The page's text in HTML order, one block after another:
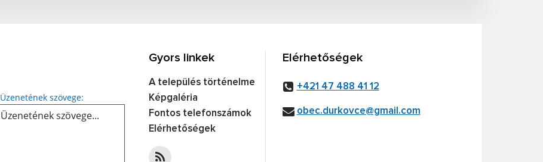
Üzenetének szövege: Üzenetének szövege...
Gyors linkek
A település történelme
Képgaléria
Fontos telefonszámok
Elérhetőségek
Elérhetőségek
+421 47 488 41 12
obec.durkovce@gmail.com